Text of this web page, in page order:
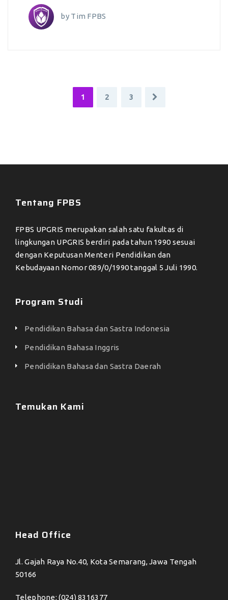
by Tim FPBS
1 2 3
Tentang FPBS
FPBS UPGRIS merupakan salah satu fakultas di
lingkungan UPGRIS berdiri pada tahun 1990 sesuai
dengan Keputusan Menteri Pendidikan dan
Kebudayaan Nomor 089/0/1990 tanggal 5 Juli 1990.
Program Studi
Pendidikan Bahasa dan Sastra Indonesia
Pendidikan Bahasa Inggris
Pendidikan Bahasa dan Sastra Daerah
Temukan Kami
Head Office
Jl. Gajah Raya No.40, Kota Semarang, Jawa Tengah
50166
Telephone: (024) 8316377